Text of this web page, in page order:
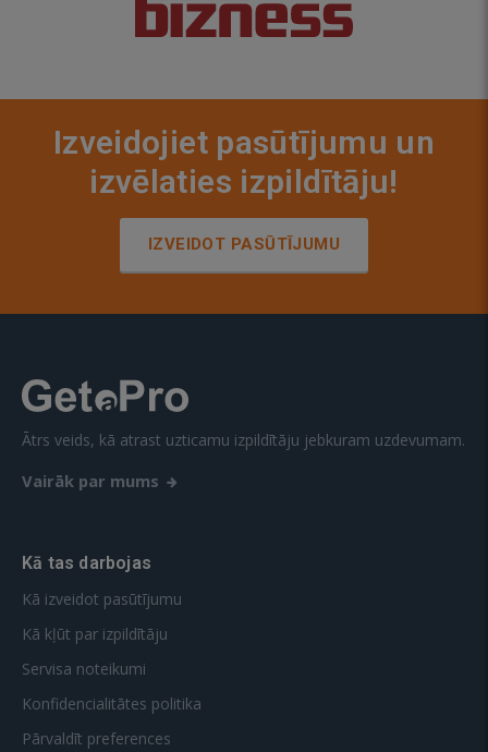
Izveidojiet pasūtījumu un
izvēlaties izpildītāju!
IZVEIDOT PASŪTĪJUMU
Ātrs veids, kā atrast uzticamu izpildītāju jebkuram uzdevumam.
Vairāk par mums
Kā tas darbojas
Kā izveidot pasūtījumu
Kā kļūt par izpildītāju
Servisa noteikumi
Konfidencialitātes politika
Pārvaldīt preferences